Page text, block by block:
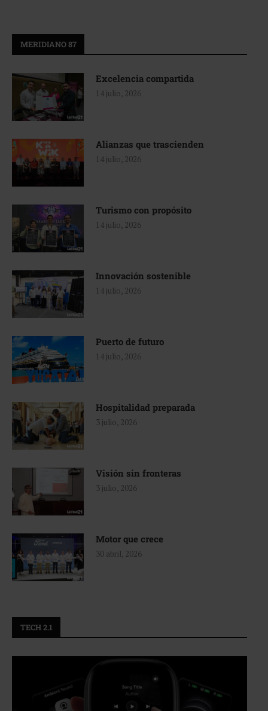
MERIDIANO 87
Excelencia compartida
14 julio, 2026
Alianzas que trascienden
14 julio, 2026
Turismo con propósito
14 julio, 2026
Innovación sostenible
14 julio, 2026
Puerto de futuro
14 julio, 2026
Hospitalidad preparada
3 julio, 2026
Visión sin fronteras
3 julio, 2026
Motor que crece
30 abril, 2026
TECH 2.1